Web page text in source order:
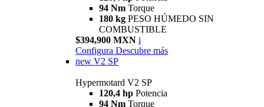
94 Nm Torque
180 kg PESO HÚMEDO SIN
COMBUSTIBLE
$394,900 MXN i
Configura Descubre más
new V2 SP
Hypermotard V2 SP
120,4 hp Potencia
94 Nm Torque